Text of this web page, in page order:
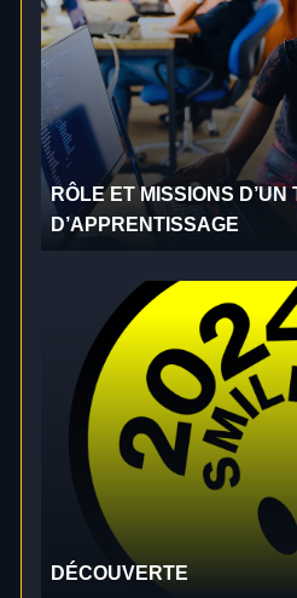
RÔLE ET MISSIONS
D’APPRENTISSAGE
DÉCOUVERTE